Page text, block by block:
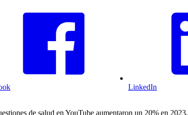
LinkedIn
de salud en YouTube aumentaron un 20% en 2023.